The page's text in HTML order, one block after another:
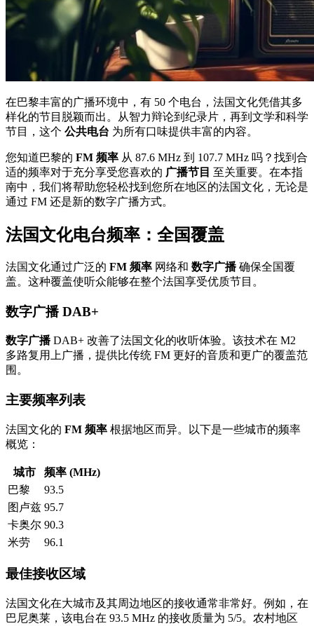
在巴黎丰富的广播环境中，有 50 个电台，法国文化凭借其多
样化的节目脱颖而出。从智力辩论到纪录片，再到文学和科学
节目，这个 公共电台 为所有口味提供丰富的内容。
您知道巴黎的 FM 频率 从 87.6 MHz 到 107.7 MHz 吗？找到合
适的频率对于充分享受您喜欢的 广播节目 至关重要。在本指
南中，我们将帮助您轻松找到您所在地区的法国文化，无论是
通过 FM 还是新的数字广播方式。
法国文化电台频率：全国覆盖
法国文化通过广泛的 FM 频率 网络和 数字广播确保全国覆
盖。这种覆盖使听众能够在整个法国享受优质节目。
数字广播 DAB+
数字广播DAB+ 改善了法国文化的收听体验。该技术在 M2
多路复用上广播，提供比传统 FM 更好的音质和更广的覆盖范
围。
主要频率列表
法国文化的 FM 频率 根据地区而异。以下是一些城市的频率
概览：
城市
频率 (MHz)
巴黎
93.5
图卢兹 95.7
卡奥尔 90.3
米劳
96.1
最佳接收区域
法国文化在大城市及其周边地区的接收通常非常好。例如，在
巴尼奥莱，该电台在 93.5 MHz 的接收质量为 5/5。农村地区